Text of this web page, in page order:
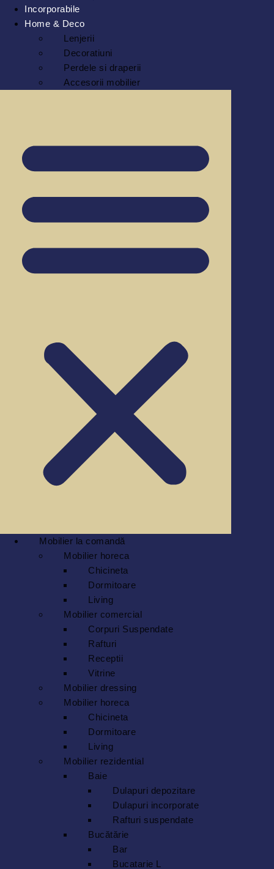
Incorporabile
Home & Deco
Lenjerii
Decoratiuni
Perdele si draperii
Accesorii mobilier
Mobilier la comandă
Mobilier horeca
Chicineta
Dormitoare
Living
Mobilier comercial
Corpuri Suspendate
Rafturi
Receptii
Vitrine
Mobilier dressing
Mobilier horeca
Chicineta
Dormitoare
Living
Mobilier rezidential
Baie
Dulapuri depozitare
Dulapuri incorporate
Rafturi suspendate
Bucătărie
Bar
Bucatarie L